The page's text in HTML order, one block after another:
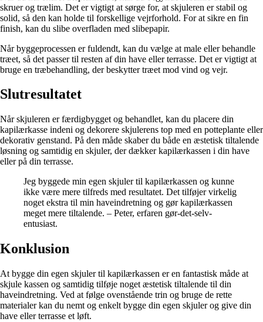
skruer og trælim. Det er vigtigt at sørge for, at skjuleren er stabil og
solid, så den kan holde til forskellige vejrforhold. For at sikre en fin
finish, kan du slibe overfladen med slibepapir.
Når byggeprocessen er fuldendt, kan du vælge at male eller behandle
træet, så det passer til resten af din have eller terrasse. Det er vigtigt at
bruge en træbehandling, der beskytter træet mod vind og vejr.
Slutresultatet
Når skjuleren er færdigbygget og behandlet, kan du placere din
kapilærkasse indeni og dekorere skjulerens top med en potteplante eller
dekorativ genstand. På den måde skaber du både en æstetisk tiltalende
løsning og samtidig en skjuler, der dækker kapilærkassen i din have
eller på din terrasse.
Jeg byggede min egen skjuler til kapilærkassen og kunne
ikke være mere tilfreds med resultatet. Det tilføjer virkelig
noget ekstra til min haveindretning og gør kapilærkassen
meget mere tiltalende. – Peter, erfaren gør-det-selv-
entusiast.
Konklusion
At bygge din egen skjuler til kapilærkassen er en fantastisk måde at
skjule kassen og samtidig tilføje noget æstetisk tiltalende til din
haveindretning. Ved at følge ovenstående trin og bruge de rette
materialer kan du nemt og enkelt bygge din egen skjuler og give din
have eller terrasse et løft.